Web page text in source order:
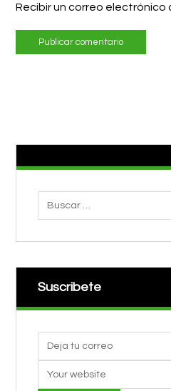
Recibir un correo electrónico
Suscribete